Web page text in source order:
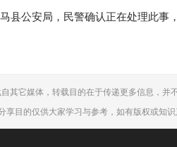
县公安局，民警确认正在处理此
其它媒体，转载目的在于传递更多信息，
享目的仅供大家学习与参考，如有版权或知识